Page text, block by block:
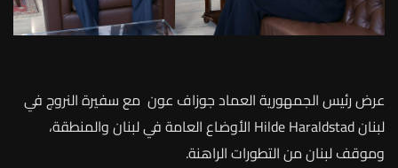
عرضرئيسالجمهوريةالعمادجوزافعون معسفيرةالنروجفي
لبنان
الأوضاعالعامةفيلبنانوالمنطقة،
وموقفلبنانمنالتطوراتالراهنة.